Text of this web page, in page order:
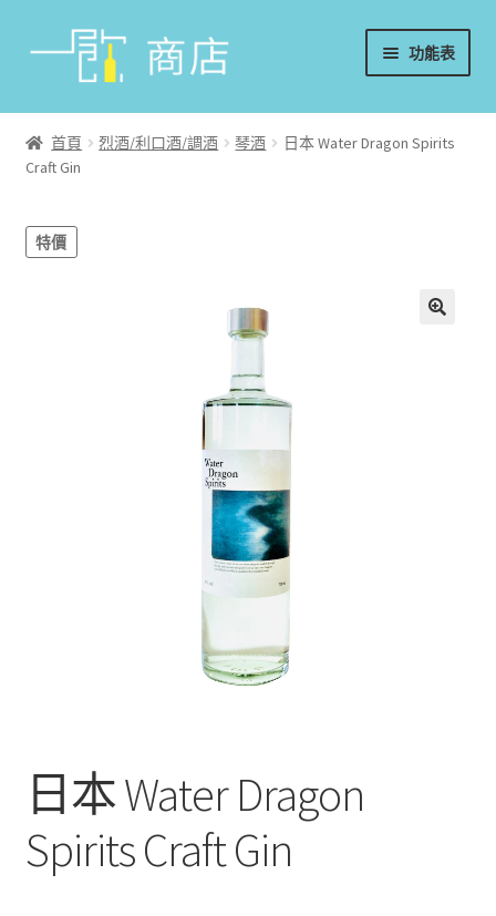
功能表
首頁
葡萄酒
香檳/氣泡酒
首頁 烈酒/利口酒/調酒 琴酒
日本 Water Dragon Spirits
Craft Gin
特價
日本 Water Dragon
Spirits Craft Gin